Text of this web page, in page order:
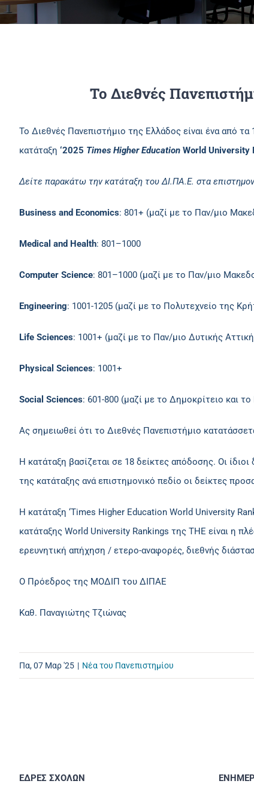
To Διεθνές
Το Διεθνές Πανεπιστήμιο της Ελλάδος είναι ένα από
κατάταξη ‘2025 Times Higher Education World University
Δείτε παρακάτω την κατάταξη του ΔΙ.ΠΑ.Ε. στα
Business and Economics: 801+ (μαζί με το Παν/μιο
Medical and Health: 801–1000
Computer Science: 801–1000 (μαζί με το Παν/μιο
Engineering: 1001-1205 (μαζί με το Πoλυτεχνείο της
Life Sciences: 1001+ (μαζί με το Παν/μιο Δυτικής
Physical Sciences: 1001+
Social Sciences: 601-800 (μαζί με το Δημοκρίτειο και
Ας σημειωθεί ότι το Διεθνές Πανεπιστήμιο
Η κατάταξη βασίζεται σε 18 δείκτες απόδοσης. Οι
της κατάταξης ανά επιστημονικό πεδίο οι δείκτες
Η κατάταξη ‘Times Higher Education World University
κατάταξης World University Rankings της THE είναι η
ερευνητική απήχηση / ετερο-αναφορές, διεθνής
Ο Πρόεδρος της ΜΟΔΙΠ του ΔΙΠΑΕ
Καθ. Παναγιώτης Τζιώνας
Πα, 07 Μαρ '25 | Νέα του Πανεπιστημίου
ΕΔΡΕΣ ΣΧΟΛΩΝ